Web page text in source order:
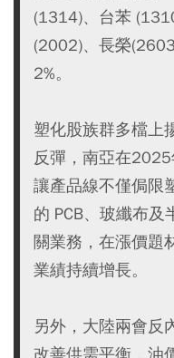
(1314)、台苯
(2002)、長榮
2%。
塑化股族群多檔上
反彈，南亞在2025
讓產品線不僅侷限
的 PCB、玻纖布及
關業務，在漲價題
業績持續增長。
另外，大陸兩會反
改善供需平衡，油